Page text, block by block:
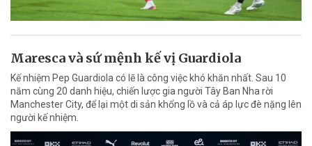
Maresca và sứ mệnh kế vị Guardiola
Kế nhiệm Pep Guardiola có lẽ là công việc khó khăn nhất. Sau 10
năm cùng 20 danh hiệu, chiến lược gia người Tây Ban Nha rời
Manchester City, để lại một di sản khổng lồ và cả áp lực đè nặng lên
người kế nhiệm.